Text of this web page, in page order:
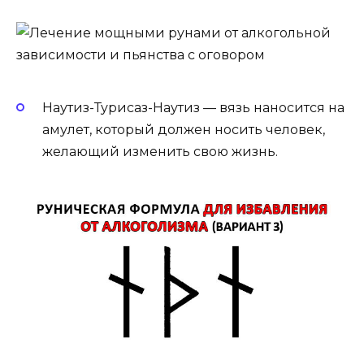
Наутиз-Турисаз-Наутиз — вязь наносится на
амулет, который должен носить человек,
желающий изменить свою жизнь.